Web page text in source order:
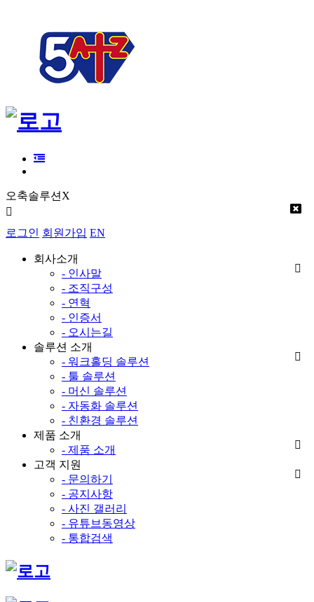
오축솔루션X
로그인 회원가입 EN
회사소개
- 인사말
- 조직구성
- 연혁
- 인증서
- 오시는길
솔루션 소개
- 워크홀딩 솔루션
- 툴 솔루션
- 머신 솔루션
- 자동화 솔루션
- 친환경 솔루션
제품 소개
- 제품 소개
고객 지원
- 문의하기
- 공지사항
- 사진 갤러리
- 유튜브동영상
- 통합검색